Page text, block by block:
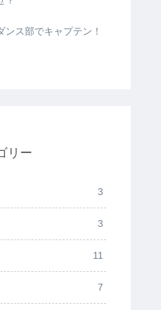
ス部でキャプテン！
リー
3
3
11
7